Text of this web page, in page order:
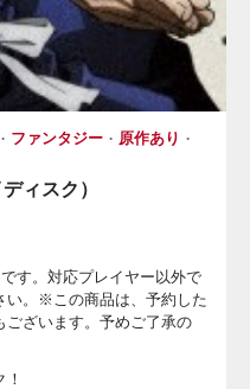
ファンタジー
原作あり
ィスク）
す。対応プレイヤー以外で
い。※この商品は、予約した
ざいます。予めご了承の